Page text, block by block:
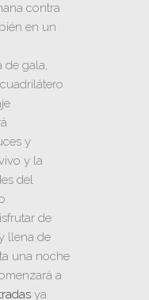
contra
en un
de gala,
y
y la
del
de
llena de
una noche
a
ya